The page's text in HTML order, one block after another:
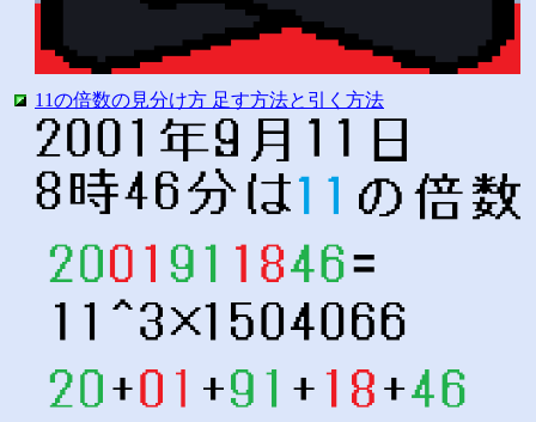
11の倍数の見分け方 足す方法と引く方法